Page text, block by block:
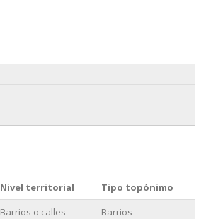
Nivel territorial
Tipo topónimo
Barrios o calles Barrios